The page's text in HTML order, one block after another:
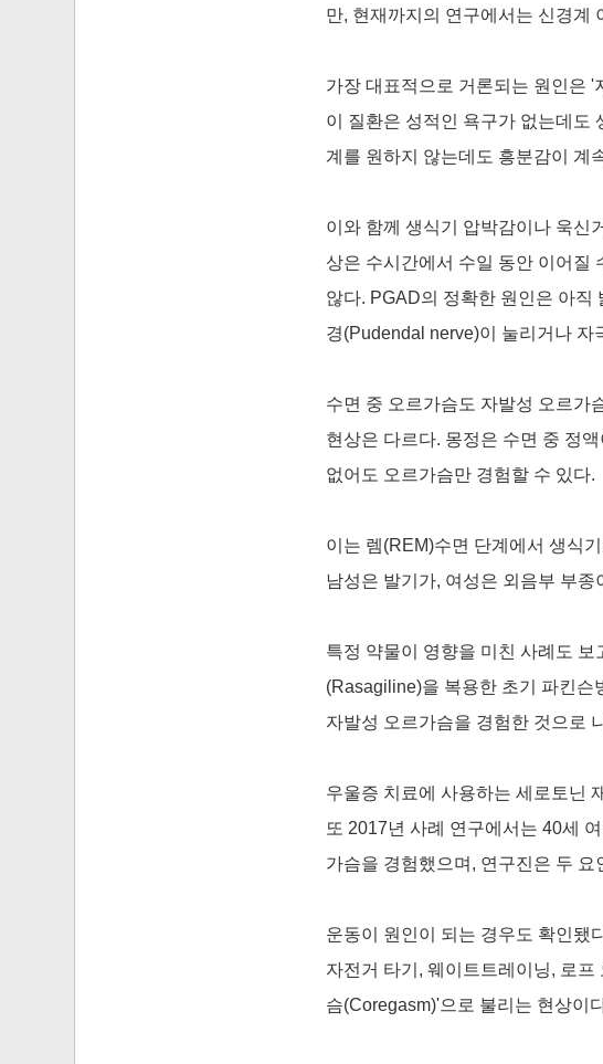
만, 현재까지의 연구에서는 신경계
가장 대표적으로 거론되는 원인은 '
이 질환은 성적인 욕구가 없는데도
계를 원하지 않는데도 흥분감이 계
이와 함께 생식기 압박감이나 욱신
상은 수시간에서 수일 동안 이어질
않다. PGAD의 정확한 원인은 아직
경(Pudendal nerve)이 눌리거나 자
수면 중 오르가슴도 자발성 오르가
현상은 다르다. 몽정은 수면 중 정
없어도 오르가슴만 경험할 수 있다.
이는 렘(REM)수면 단계에서 생식
남성은 발기가, 여성은 외음부 부
특정 약물이 영향을 미친 사례도
(Rasagiline)을 복용한 초기 파킨슨
자발성 오르가슴을 경험한 것으로
우울증 치료에 사용하는 세로토닌
또 2017년 사례 연구에서는 40세
가슴을 경험했으며, 연구진은 두
운동이 원인이 되는 경우도 확인됐
자전거 타기, 웨이트트레이닝, 로
슴(Coregasm)'으로 불리는 현상이